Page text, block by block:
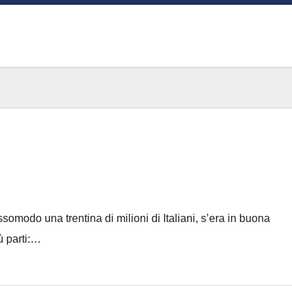
una trentina di milioni di Italiani, s’era in buona
parti:…